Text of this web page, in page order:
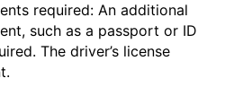
required: An additional
such as a passport or ID
The driver’s license